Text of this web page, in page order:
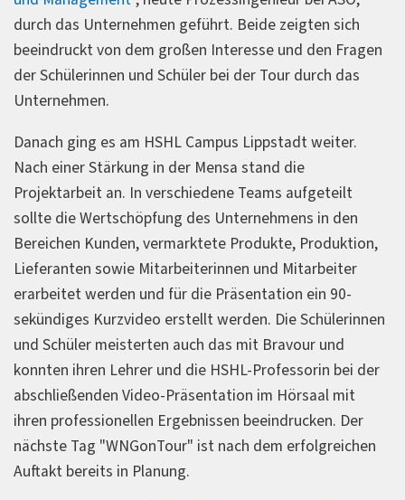
durch das Unternehmen geführt. Beide zeigten sich
beeindruckt von dem großen Interesse und den Fragen
der Schülerinnen und Schüler bei der Tour durch das
Unternehmen.
Danach ging es am HSHL Campus Lippstadt weiter.
Nach einer Stärkung in der Mensa stand die
Projektarbeit an. In verschiedene Teams aufgeteilt
sollte die Wertschöpfung des Unternehmens in den
Bereichen Kunden, vermarktete Produkte, Produktion,
Lieferanten sowie Mitarbeiterinnen und Mitarbeiter
erarbeitet werden und für die Präsentation ein 90-
sekündiges Kurzvideo erstellt werden. Die Schülerinnen
und Schüler meisterten auch das mit Bravour und
konnten ihren Lehrer und die HSHL-Professorin bei der
abschließenden Video-Präsentation im Hörsaal mit
ihren professionellen Ergebnissen beeindrucken. Der
nächste Tag "WNGonTour" ist nach dem erfolgreichen
Auftakt bereits in Planung.